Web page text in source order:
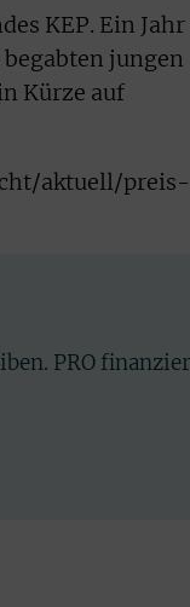
KEP. Ein Jahr
jungen
Kürze auf
aktuell/preis-
PRO